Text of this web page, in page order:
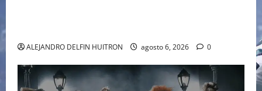
ALEJANDRO DELFIN HUITRON agosto 6, 2026 0